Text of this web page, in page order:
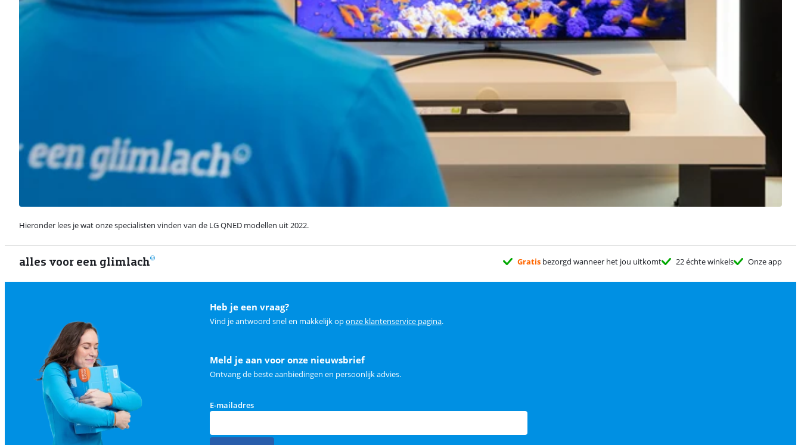
Hieronder lees je wat onze specialisten vinden van de LG QNED modellen uit 2022.
alles voor een glimlach Gratis bezorgd wanneer het jou uitkomt 22 échte winkels Onze app
Heb je een vraag?
Vind je antwoord snel en makkelijk oponze klantenservice pagina.
Meld je aan voor onze nieuwsbrief
Ontvang de beste aanbiedingen en persoonlijk advies.
E-mailadres